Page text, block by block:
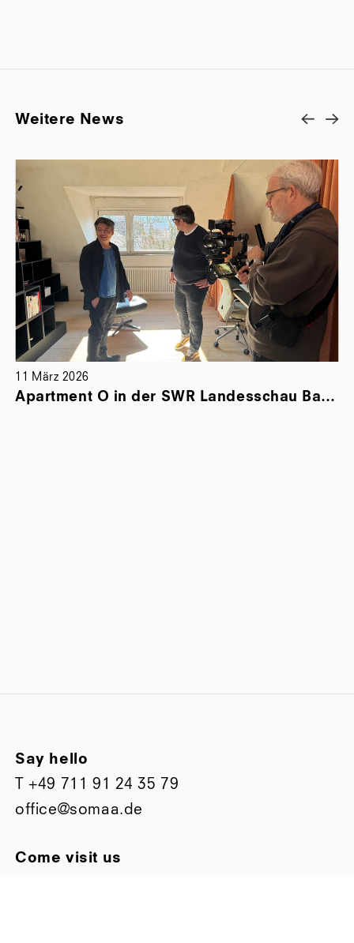
Weitere News
11 März 2026
Apartment O in der SWR Landesschau Baden-Württemberg
Say hello
T+49 711 91 24 35 79
office@somaa.de
Come visit us